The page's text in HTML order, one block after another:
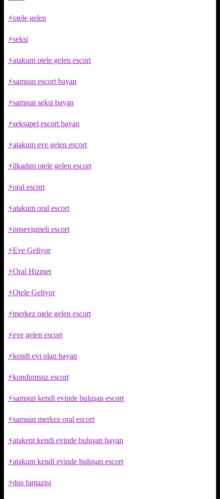
otele gelen
seksi
atakum otele gelen escort
samsun escort bayan
samsun seksi bayan
seksapel escort bayan
atakum eve gelen escort
ilkadım otele gelen escort
oral escort
atakum oral escort
önsevişmeli escort
Eve Geliyor
Oral Hizmet
Otele Geliyor
merkez otele gelen escort
eve gelen escort
kendi evi olan bayan
kondumsuz escort
samsun kendi evinde buluşan escort
samsun merkez oral escort
atakent kendi evinde buluşan bayan
atakum kendi evinde buluşan escort
duş fantazisi